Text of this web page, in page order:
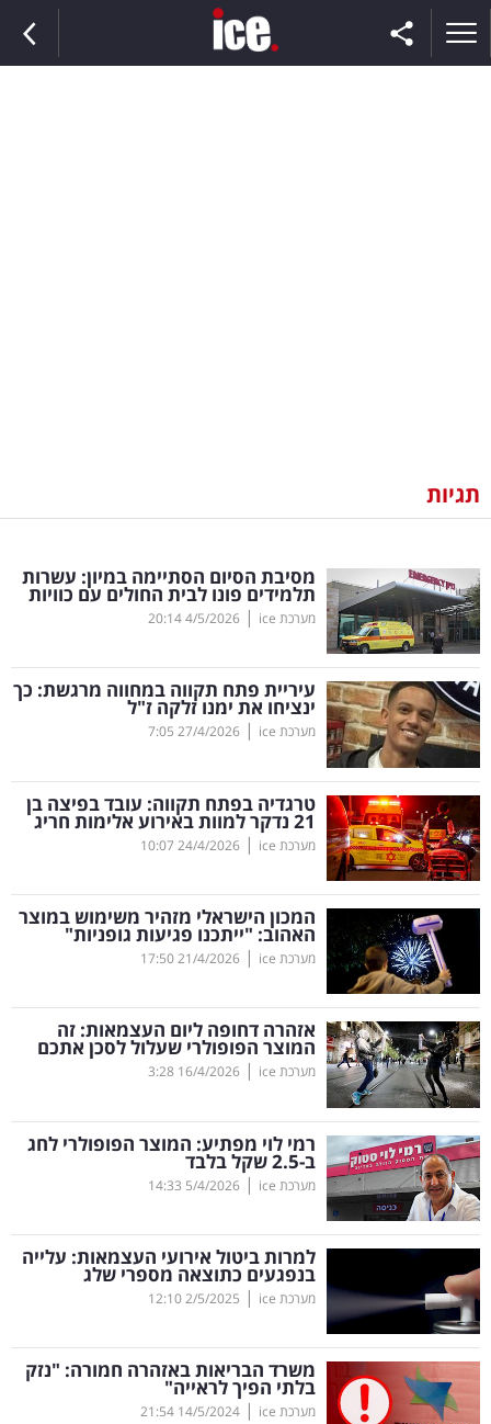
וצרכנות
דיגיטל
וטק
שיווק
ופרסום
משפט
מדדים
ומחקרים
דעות
רכילות
עסקית
קריפטו
ויראלי
טלוויזיה
עסקי
ספורט
קריירה
ולימודים
מינויים
רייטינג
תגיות
מסיבת הסיום הסתיימה במיון: עשרות
תלמידים פונו לבית החולים עם כוויות
מערכת ice |
4/5/2026
20:14
עיריית פתח תקווה במחווה מרגשת: כך
ינציחו את ימנו זלקה ז"ל
מערכת ice |
27/4/2026
7:05
טרגדיה בפתח תקווה: עובד בפיצה בן
21 נדקר למוות באירוע אלימות חריג
מערכת ice |
24/4/2026
10:07
המכון הישראלי מזהיר משימוש במוצר
האהוב: "ייתכנו פגיעות גופניות"
מערכת ice |
21/4/2026
17:50
אזהרה דחופה ליום העצמאות: זה
המוצר הפופולרי שעלול לסכן אתכם
מערכת ice |
16/4/2026
3:28
רמי לוי מפתיע: המוצר הפופולרי לחג
ב-2.5 שקל בלבד
מערכת ice |
5/4/2026
14:33
למרות ביטול אירועי העצמאות: עלייה
בנפגעים כתוצאה מספרי שלג
מערכת ice |
2/5/2025
12:10
משרד הבריאות באזהרה חמורה: "נזק
בלתי הפיך לראייה"
מערכת ice |
14/5/2024
21:54